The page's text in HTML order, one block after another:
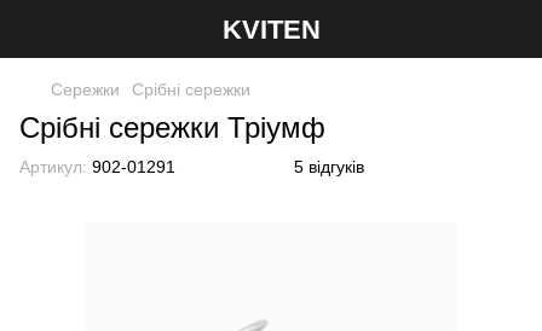
KVITEN
Сережки Срібні сережки
Срібні сережки Тріумф
Артикул: 902-01291 5 відгуків